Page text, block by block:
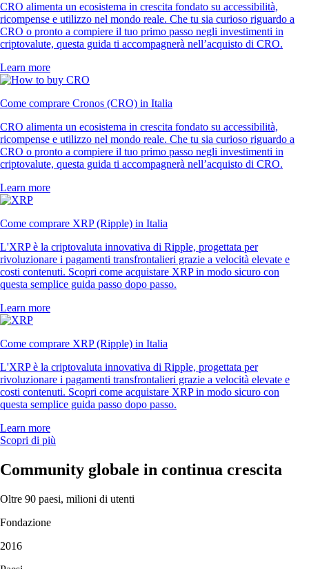
CRO alimenta un ecosistema in crescita fondato su accessibilità,
ricompense e utilizzo nel mondo reale. Che tu sia curioso riguardo a
CRO o pronto a compiere il tuo primo passo negli investimenti in
criptovalute, questa guida ti accompagnerà nell’acquisto di CRO.
Learn more
Come comprare Cronos (CRO) in Italia
CRO alimenta un ecosistema in crescita fondato su accessibilità,
ricompense e utilizzo nel mondo reale. Che tu sia curioso riguardo a
CRO o pronto a compiere il tuo primo passo negli investimenti in
criptovalute, questa guida ti accompagnerà nell’acquisto di CRO.
Learn more
Come comprare XRP (Ripple) in Italia
L'XRP è la criptovaluta innovativa di Ripple, progettata per
rivoluzionare i pagamenti transfrontalieri grazie a velocità elevate e
costi contenuti. Scopri come acquistare XRP in modo sicuro con
questa semplice guida passo dopo passo.
Learn more
Come comprare XRP (Ripple) in Italia
L'XRP è la criptovaluta innovativa di Ripple, progettata per
rivoluzionare i pagamenti transfrontalieri grazie a velocità elevate e
costi contenuti. Scopri come acquistare XRP in modo sicuro con
questa semplice guida passo dopo passo.
Learn more
Scopri di più
Community globale in continua crescita
Oltre 90 paesi, milioni di utenti
Fondazione
2016